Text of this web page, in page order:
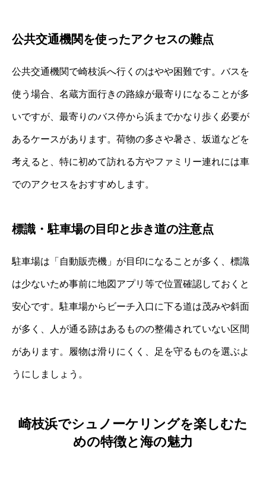
公共交通機関を使ったアクセスの難点
公共交通機関で崎枝浜へ行くのはやや困難です。バスを
使う場合、名蔵方面行きの路線が最寄りになることが多
いですが、最寄りのバス停から浜までかなり歩く必要が
あるケースがあります。荷物の多さや暑さ、坂道などを
考えると、特に初めて訪れる方やファミリー連れには車
でのアクセスをおすすめします。
標識・駐車場の目印と歩き道の注意点
駐車場は「自動販売機」が目印になることが多く、標識
は少ないため事前に地図アプリ等で位置確認しておくと
安心です。駐車場からビーチ入口に下る道は茂みや斜面
が多く、人が通る跡はあるものの整備されていない区間
があります。履物は滑りにくく、足を守るものを選ぶよ
うにしましょう。
崎枝浜でシュノーケリングを楽しむた
めの特徴と海の魅力